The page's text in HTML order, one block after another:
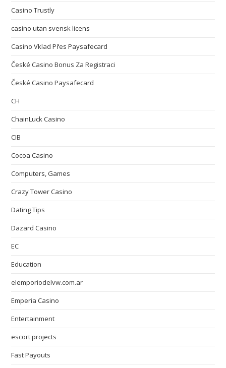
Casino Trustly
casino utan svensk licens
Casino Vklad Přes Paysafecard
České Casino Bonus Za Registraci
České Casino Paysafecard
CH
ChainLuck Casino
CIB
Cocoa Casino
Computers, Games
Crazy Tower Сasino
Dating Tips
Dazard Casino
EC
Education
elemporiodelvw.com.ar
Emperia Casino
Entertainment
escort projects
Fast Payouts